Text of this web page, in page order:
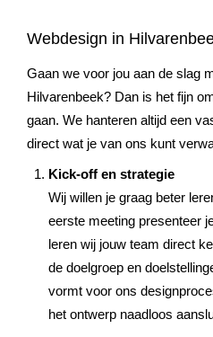
Webdesign in
Gaan we voor jou aan de slag
Hilvarenbeek? Dan is het fijn
gaan. We hanteren altijd een
direct wat je van ons kunt
Kick-off en strategie
Wij willen je graag beter
eerste meeting presenteer
leren wij jouw team direct
de doelgroep en
vormt voor ons
het ontwerp naadloos